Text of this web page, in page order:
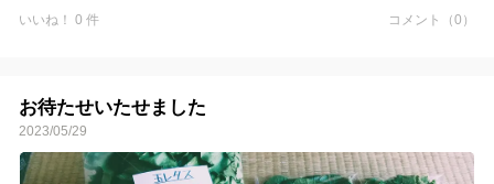
いいね！ 0 件 コメント（0）
お待たせいたせました
2023/05/29